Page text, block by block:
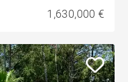
1,630,000 €